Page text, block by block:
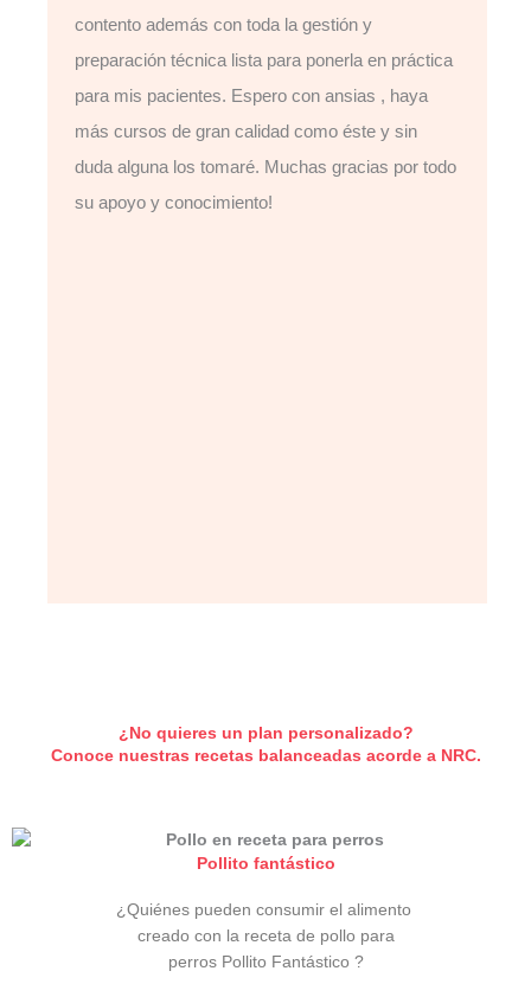
contento además con toda la gestión y
preparación técnica lista para ponerla en práctica
para mis pacientes. Espero con ansias , haya
más cursos de gran calidad como éste y sin
duda alguna los tomaré. Muchas gracias por todo
su apoyo y conocimiento!
¿No quieres un plan personalizado?
Conoce nuestras recetas balanceadas acorde a NRC.
Pollito fantástico
¿Quiénes pueden consumir el alimento
creado con la receta de pollo para
perros Pollito Fantástico ?